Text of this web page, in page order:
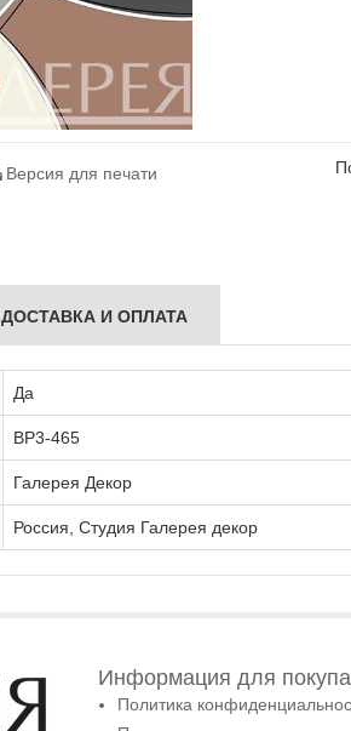
Версия для печати
ДОСТАВКА И ОПЛАТА
Да
ВР3-465
Галерея Декор
Россия, Студия Галерея декор
Информация для
Политика